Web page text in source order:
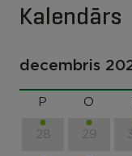
Kalendārs
decembris
P O
28 29